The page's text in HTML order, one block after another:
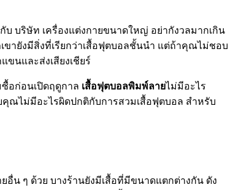
บริษัท เครื่องแต่งกายขนาดใหญ่ อย่ากังวลมากเกิน
ขายังมีสิ่งที่เรียกว่าเสื้อฟุตบอลชั้นนำ แต่ถ้าคุณไม่ชอบ
นและส่งเสียงเชียร์
อก่อนเปิดฤดูกาล เสื้อฟุตบอลพิมพ์ลายไม่มีอะไร
ณไม่มีอะไรผิดปกติกับการสวมเสื้อฟุตบอล สำหรับ
น ๆ ด้วย บางร้านยังมีเสื้อที่มีขนาดแตกต่างกัน ดัง